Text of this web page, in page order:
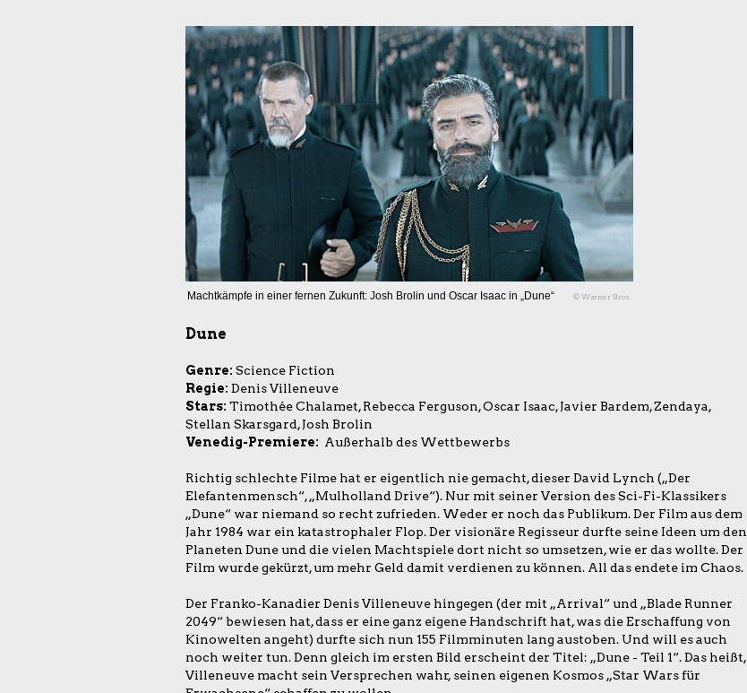
Machtkämpfe in einer fernen Zukunft: Josh Brolin und Oscar Isaac in „Dune“ © Warner Bros.
Dune
Genre: Science Fiction
Regie: Denis Villeneuve
Stars: Timothée Chalamet, Rebecca Ferguson, Oscar Isaac, Javier Bardem, Zendaya,
Stellan Skarsgard, Josh Brolin
Venedig-Premiere: Außerhalb des Wettbewerbs
Richtig schlechte Filme hat er eigentlich nie gemacht, dieser David Lynch („Der
Elefantenmensch“, „Mulholland Drive“). Nur mit seiner Version des Sci-Fi-Klassikers
„Dune“ war niemand so recht zufrieden. Weder er noch das Publikum. Der Film aus dem
Jahr 1984 war ein katastrophaler Flop. Der visionäre Regisseur durfte seine Ideen um den
Planeten Dune und die vielen Machtspiele dort nicht so umsetzen, wie er das wollte. Der
Film wurde gekürzt, um mehr Geld damit verdienen zu können. All das endete im Chaos.
Der Franko-Kanadier Denis Villeneuve hingegen (der mit „Arrival“ und „Blade Runner
2049“ bewiesen hat, dass er eine ganz eigene Handschrift hat, was die Erschaffung von
Kinowelten angeht) durfte sich nun 155 Filmminuten lang austoben. Und will es auch
noch weiter tun. Denn gleich im ersten Bild erscheint der Titel: „Dune - Teil 1“. Das heißt,
Villeneuve macht sein Versprechen wahr, seinen eigenen Kosmos „Star Wars für